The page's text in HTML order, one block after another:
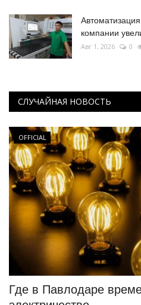
компании
Авг 1, 2026 0
СЛУЧАЙНАЯ НОВОСТЬ
OFFICIAL
Где в Павлодаре